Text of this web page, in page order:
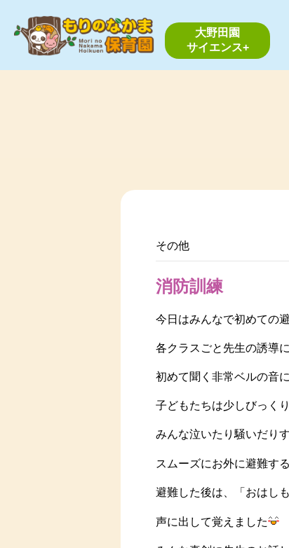
大野田園
サイエンス+
その他
消防訓練
今日はみんなで初めての
各クラスごと先生の誘導
初めて聞く非常ベルの音に
子どもたちは少しびっく
みんな泣いたり騒いだり
スムーズにお外に避難す
避難した後は、「おはし
声に出して覚えました